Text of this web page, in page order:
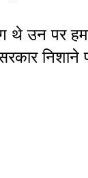
थे उन पर
निशाने